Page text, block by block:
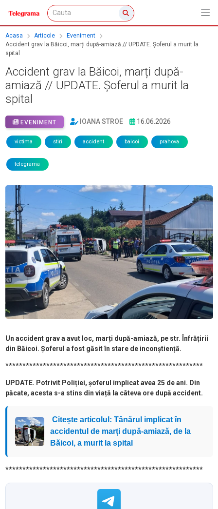
Acasa Articole
Eveniment
Accident grav la Băicoi, marți după-amiază // UPDATE. Șoferul a murit la
spital
Accident grav la Băicoi, marți după-
amiază // UPDATE. Șoferul a murit la
spital
EVENIMENT IOANA STROE 16.06.2026
victima stiri accident baicoi prahova
telegrama
Un accident grav a avut loc, marți după-amiază, pe str. Înfrățirii
din Băicoi. Șoferul a fost găsit în stare de inconștiență.
**********************************************************
UPDATE. Potrivit Poliției, șoferul implicat avea 25 de ani. Din
păcate, acesta s-a stins din viață la câteva ore după accident.
Citește articolul: Tânărul implicat în
accidentul de marți după-amiază, de la
Băicoi, a murit la spital
**********************************************************